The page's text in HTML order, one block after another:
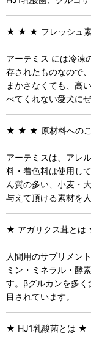
★ ★ ★ フレッシュ
アーテミス には冷凍
存されたものなので
まかさなくても、高
べてくれない愛犬に
★ ★ ★ 原材料への
アーテミスは、アレ
料・着色料は使用し
ん質の多い、小麦・
与えて頂ける素材を
★ アガリクス茸とは
人間用のサプリメン
ミン・ミネラル・酵
す。βグルカンを多
目されています。
★ HJ1乳酸菌とは ★